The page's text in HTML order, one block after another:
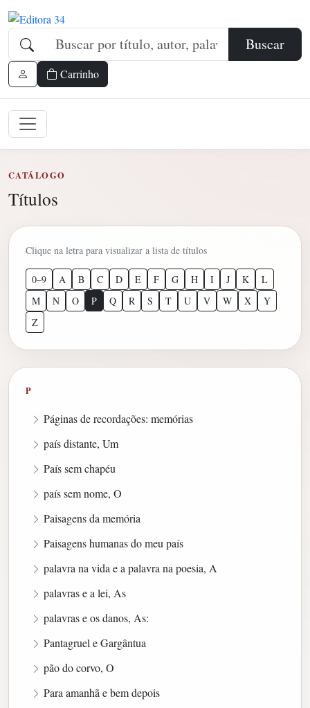
Buscar
Carrinho
CATÁLOGO
Títulos
Clique na letra para visualizar a lista de títulos
0–9 A B C D E F G H I J K
L
M
N O P Q R S T U V W X
Y
Z
P
Páginas de recordações: memórias
país distante, Um
País sem chapéu
país sem nome, O
Paisagens da memória
Paisagens humanas do meu país
palavra na vida e a palavra na poesia, A
palavras e a lei, As
palavras e os danos, As:
Pantagruel e Gargântua
pão do corvo, O
Para amanhã e bem depois